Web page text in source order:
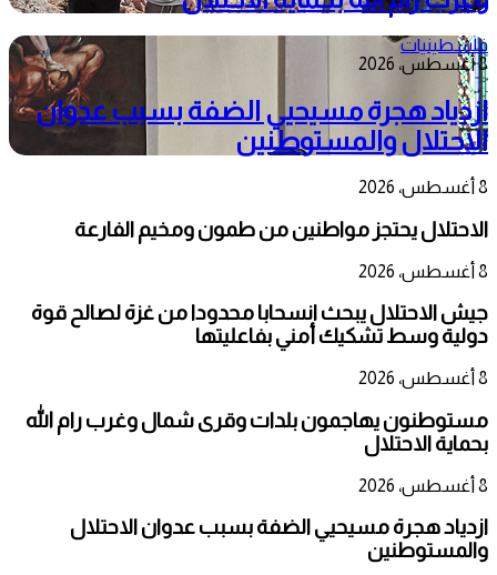
فلسطينيات
8 أغسطس، 2026
ازدياد هجرة مسيحيي الضفة بسبب عدوان
الاحتلال والمستوطنين
8 أغسطس، 2026
الاحتلال يحتجز مواطنين من طمون ومخيم الفارعة
8 أغسطس، 2026
جيش الاحتلال يبحث انسحابا محدودا من غزة لصالح قوة
دولية وسط تشكيك أمني بفاعليتها
8 أغسطس، 2026
مستوطنون يهاجمون بلدات وقرى شمال وغرب رام الله
بحماية الاحتلال
8 أغسطس، 2026
ازدياد هجرة مسيحيي الضفة بسبب عدوان الاحتلال
والمستوطنين